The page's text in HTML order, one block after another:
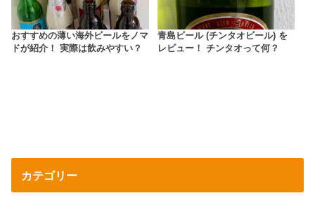
おすすめの薄い海外ビールをノマ
ドが紹介！ 実際は飲みやすい？
青島ビール (チンタオビール) を
レビュー！ チンタオって何？
カテゴリー